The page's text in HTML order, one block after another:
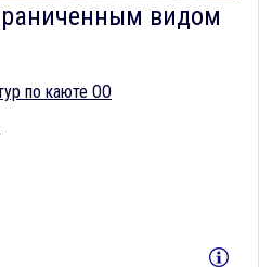
видом
по каюте OO